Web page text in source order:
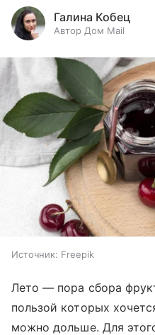
Галина Кобец
Автор Дом Mail
Источник: Freepik
Лето — пора сбора
пользой которых
можно дольше. Для